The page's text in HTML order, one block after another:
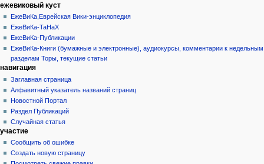
ежевиковый куст
ЕжеВиКа,Еврейская Вики-энциклопедия
ЕжеВиКа-ТаНаХ
ЕжеВиКа-Публикации
ЕжеВиКа-Книги (бумажные и электронные), аудиокурсы, комментарии к недельным
разделам Торы, текущие статьи
навигация
Заглавная страница
Алфавитный указатель названий страниц
Новостной Портал
Раздел Публикаций
Случайная статья
участие
Сообщить об ошибке
Создать новую страницу